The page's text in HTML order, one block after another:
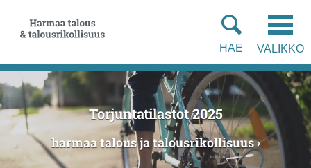
suoraan
sisältöön
sivuston
VALIKKO
HAE
Torjuntatilastot 2025
harmaa talous ja talousrikollisuus ›